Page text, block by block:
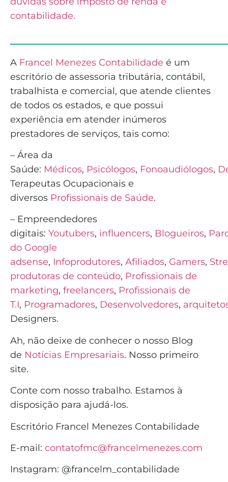
contabilidade.
A Francel Menezes Contabilidade é um
escritório de assessoria tributária, contábil,
trabalhista e comercial, que atende clientes
de todos os estados, e que possui
experiência em atender inúmeros
prestadores de serviços, tais como:
– Área da
Saúde: Médicos, Psicólogos, Fonoaudiólogos,
Terapeutas Ocupacionais e
diversos Profissionais de Saúde.
– Empreendedores
digitais: Youtubers, influencers, Blogueiros,
do Google
adsense, Infoprodutores, Afiliados, Gamers,
produtoras de conteúdo, Profissionais de
marketing, freelancers, Profissionais de
T.I, Programadores, Desenvolvedores,
Designers.
Ah, não deixe de conhecer o nosso Blog
de Notícias Empresariais. Nosso primeiro
site.
Conte com nosso trabalho. Estamos à
disposição para ajudá-los.
Escritório Francel Menezes Contabilidade
E-mail: contatofmc@francelmenezes.com
Instagram: @francelm_contabilidade